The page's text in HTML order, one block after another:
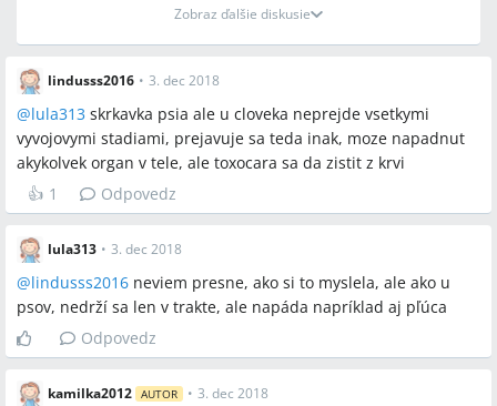
Zobraz ďalšie diskusie
lindusss2016 • 3. dec 2018
@lula313 skrkavka psia ale u cloveka neprejde vsetkymi
vyvojovymi stadiami, prejavuje sa teda inak, moze napadnut
akykolvek organ v tele, ale toxocara sa da zistit z krvi
👍 1 Odpovedz
lula313 • 3. dec 2018
@lindusss2016 neviem presne, ako si to myslela, ale ako u
psov, nedrží sa len v trakte, ale napáda napríklad aj pľúca
Odpovedz
kamilka2012 AUTOR • 3. dec 2018